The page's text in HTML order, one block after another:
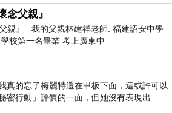
念父親』
親』 我的父親林建祥老師: 福建詔安中學
校第一名畢業 考上廣東中
真的忘了梅麗特還在甲板下面，這或許可以
密行動」評價的一面，但她沒有表現出